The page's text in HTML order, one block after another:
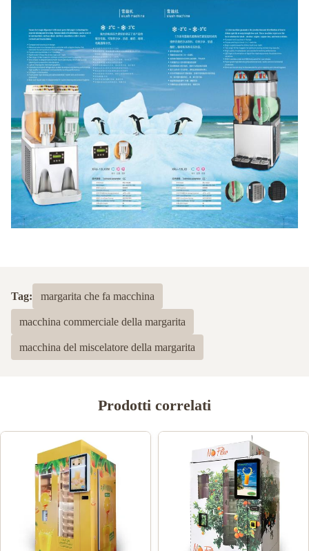
Tag: margarita che fa macchina
macchina commerciale della margarita
macchina del miscelatore della margarita
Prodotti correlati